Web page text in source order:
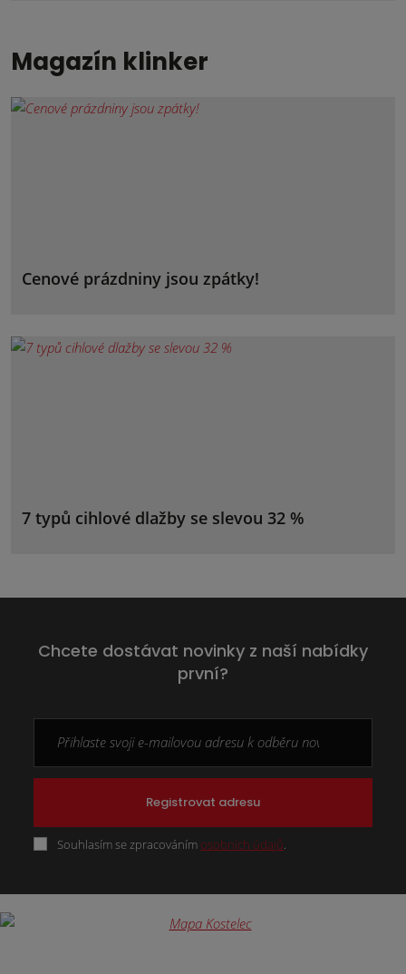
Magazín klinker
Cenové prázdniny jsou zpátky!
7 typů cihlové dlažby se slevou 32 %
Chcete dostávat novinky z naší nabídky
první?
Registrovat adresu
Souhlasím se zpracováním osobních údajů.